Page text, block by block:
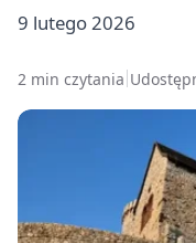
9 lutego 2026
2 min czytania